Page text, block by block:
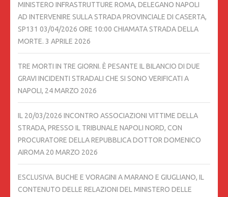
MINISTERO INFRASTRUTTURE ROMA, DELEGANO NAPOLI
AD INTERVENIRE SULLA STRADA PROVINCIALE DI CASERTA,
SP131 03/04/2026 ORE 10:00 CHIAMATA STRADA DELLA
MORTE. 3 APRILE 2026
TRE MORTI IN TRE GIORNI. È PESANTE IL BILANCIO DI DUE
GRAVI INCIDENTI STRADALI CHE SI SONO VERIFICATI A
NAPOLI, 24 MARZO 2026
IL 20/03/2026 INCONTRO ASSOCIAZIONI VITTIME DELLA
STRADA, PRESSO IL TRIBUNALE NAPOLI NORD, CON
PROCURATORE DELLA REPUBBLICA DOTTOR DOMENICO
AIROMA 20 MARZO 2026
ESCLUSIVA. BUCHE E VORAGINI A MARANO E GIUGLIANO, IL
CONTENUTO DELLE RELAZIONI DEL MINISTERO DELLE